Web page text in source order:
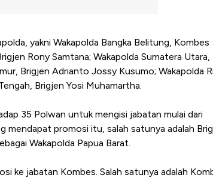
yakni Wakapolda Bangka Belitung, Kombes
Rony Samtana; Wakapolda Sumatera Utara,
Brigjen Adrianto Jossy Kusumo; Wakapolda
Brigjen Yosi Muhamartha.
35 Polwan untuk mengisi jabatan mulai dari
mendapat promosi itu, salah satunya adalah
Wakapolda Papua Barat.
ke jabatan Kombes. Salah satunya adalah
Harga
Adu Panas Kinerja